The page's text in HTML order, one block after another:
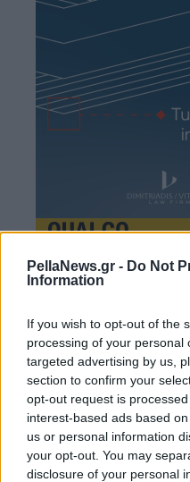
PellaNews.gr - Do Not
Information
If you wish to opt-out of the
processing of your personal
targeted advertising by us,
section to confirm your
opt-out request is
interest-based ads based
us or personal information
your opt-out. You may
disclosure of your personal